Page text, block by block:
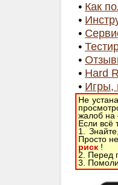
• Как
•
•
•
•
• Hard
• Игры,
Не
жалоб на
Если всё
1.
Просто
риск!
2. Перед
3.